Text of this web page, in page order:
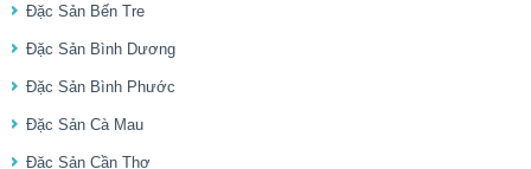
Đặc Sản Bến Tre
Đặc Sản Bình Dương
Đặc Sản Bình Phước
Đặc Sản Cà Mau
Đặc Sản Cần Thơ